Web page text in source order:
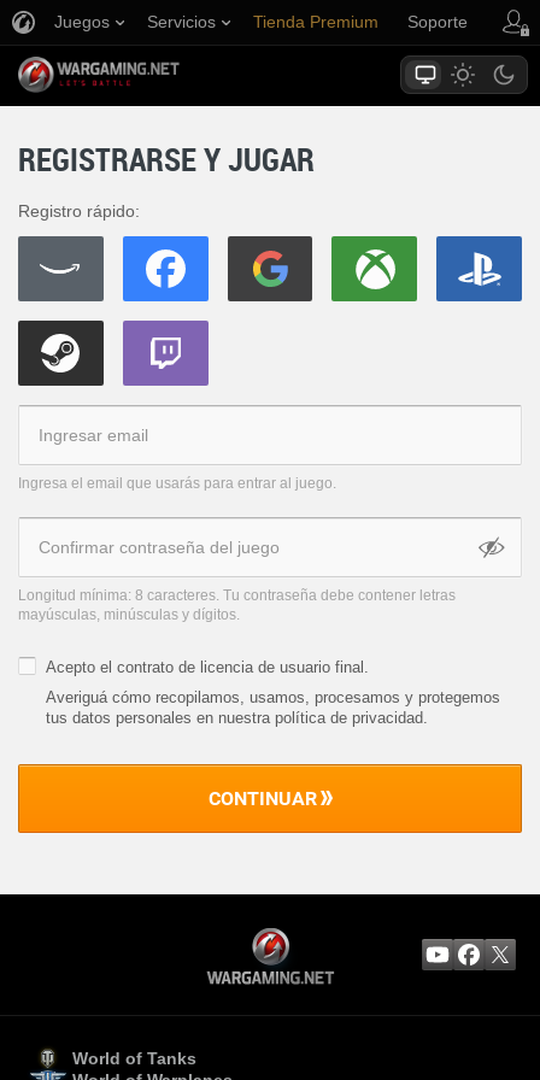
Juegos Servicios Tienda Premium Soporte
REGISTRARSE Y JUGAR
Registro rápido:
Ingresa el email que usarás para entrar al juego.
Longitud mínima: 8 caracteres. Tu contraseña debe contener letras
mayúsculas, minúsculas y dígitos.
Acepto el contrato de licencia de usuario final .
Averiguá cómo recopilamos, usamos, procesamos y protegemos
tus datos personales en nuestra política de privacidad.
CONTINUAR
World of Tanks